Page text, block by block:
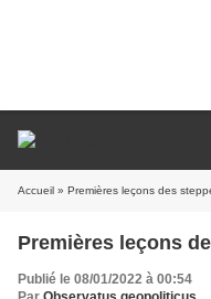
Accueil » Premières leçons des
Premières leçons
Publié le 08/01/2022 à 00:54